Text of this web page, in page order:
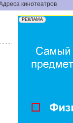
кинотеатров